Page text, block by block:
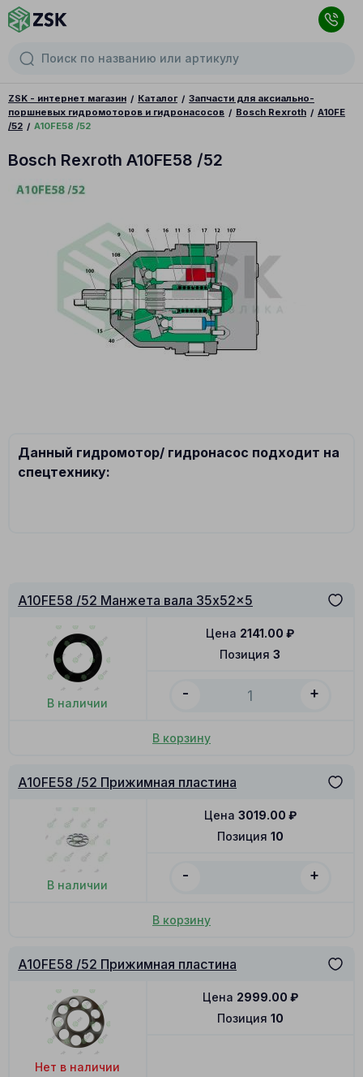
ZSK - интернет магазин Каталог
Запчасти для аксиально-
поршневых гидромоторов и гидронасосов
Bosch Rexroth
A10FE
/52
A10FE58 /52
Bosch Rexroth A10FE58 /52
Данный гидромотор/ гидронасос подходит на
спецтехнику:
A10FE58 /52 Манжета вала 35x52x5
В наличии
Позиция 3
Цена 2141.00 ₽
- +
В корзину
A10FE58 /52 Прижимная пластина
В наличии
Позиция 10
Цена 3019.00 ₽
- +
В корзину
A10FE58 /52 Прижимная пластина
Нет в наличии
Позиция 10
Цена 2999.00 ₽